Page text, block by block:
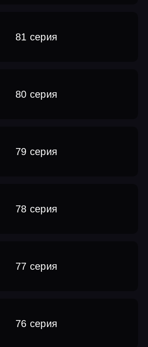
81 серия
80 серия
79 серия
78 серия
77 серия
76 серия